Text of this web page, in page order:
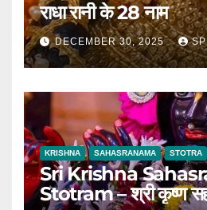
राधा रानी के 28 नाम
DECEMBER 30, 2025
KRISHNA SAHASRANAMA STOTRA
Sri Krishna
Stotram – श्री कृष्ण